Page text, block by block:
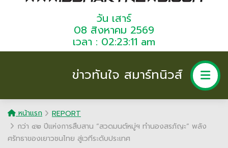
วัน เสาร์
08 สิงหาคม 2569
เวลา : 02:23:11 am
ข่าวทันใจ สมาร์ทนิวส์
หน้าแรก
REPORT
กว่า ๔๒ ปีแห่งการสืบสาน “สวดมนต์หมู่ฯ ทำนองสรภัญะ” พลัง
ศรัทธาของเยาวชนไทย สู่เวทีระดับประเทศ